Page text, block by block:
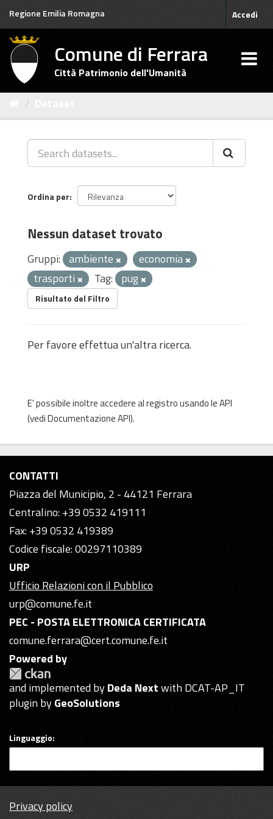
Salta
contenuto
Regione Emilia Romagna Accedi
Comune di Ferrara
Città Patrimonio dell'Umanità
Ordina per
Nessun dataset trovato
Gruppi: ambiente
economia
trasporti
Tag: pug
Risultato del Filtro
Per favore effettua un'altra ricerca.
E' possibile inoltre accedere al registro usando leAPI
(vediDocumentazione API).
CONTATTI
Piazza del Municipio, 2 - 44121 Ferrara
Centralino: +39 0532 419111
Fax: +39 0532 419389
Codice fiscale: 00297110389
URP
Ufficio Relazioni con il Pubblico
urp@comune.fe.it
PEC - POSTA ELETTRONICA CERTIFICATA
comune.ferrara@cert.comune.fe.it
Powered by
and implemented byDeda Nextwith DCAT-AP_IT
plugin byGeoSolutions
Linguaggio
Privacy policy